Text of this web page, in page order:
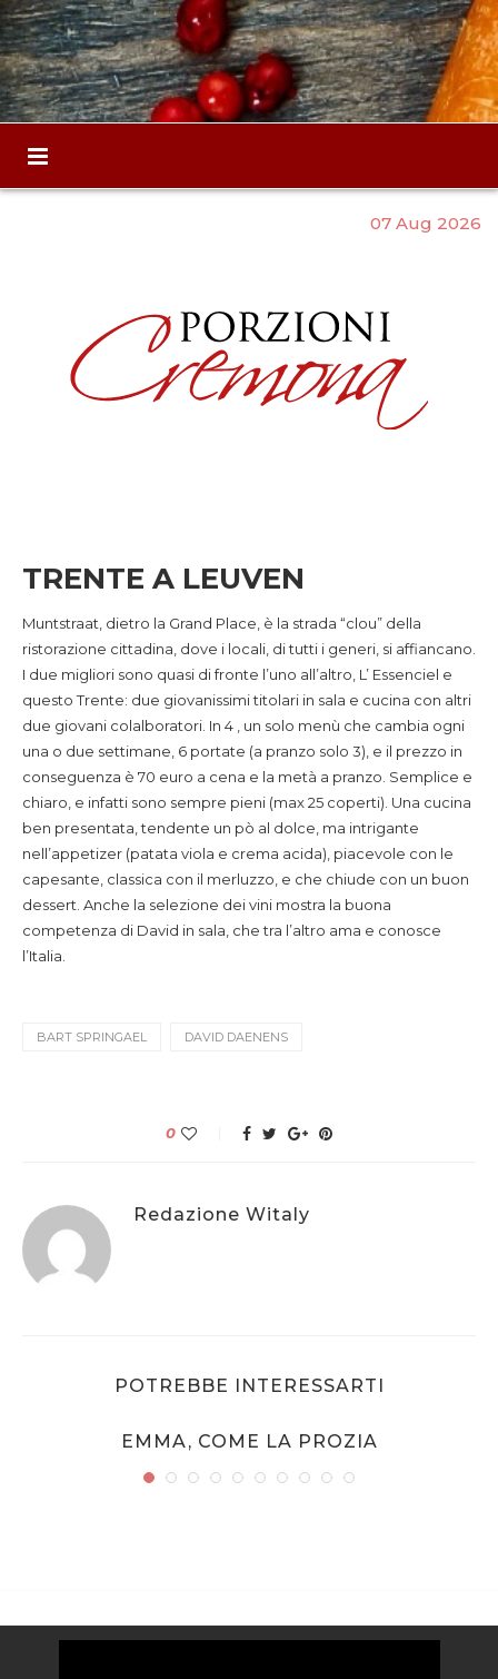
07 Aug 2026
TRENTE A LEUVEN
Muntstraat, dietro la Grand Place, è la strada “clou” della
ristorazione cittadina, dove i locali, di tutti i generi, si affiancano.
I due migliori sono quasi di fronte l’uno all’altro, L’ Essenciel e
questo Trente: due giovanissimi titolari in sala e cucina con altri
due giovani colalboratori. In 4 , un solo menù che cambia ogni
una o due settimane, 6 portate (a pranzo solo 3), e il prezzo in
conseguenza è 70 euro a cena e la metà a pranzo. Semplice e
chiaro, e infatti sono sempre pieni (max 25 coperti). Una cucina
ben presentata, tendente un pò al dolce, ma intrigante
nell’appetizer (patata viola e crema acida), piacevole con le
capesante, classica con il merluzzo, e che chiude con un buon
dessert. Anche la selezione dei vini mostra la buona
competenza di David in sala, che tra l’altro ama e conosce
l’Italia.
BART SPRINGAEL DAVID DAENENS
0
Redazione Witaly
POTREBBE INTERESSARTI
EMMA, COME LA PROZIA